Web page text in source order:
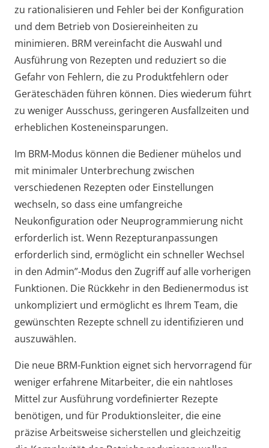
zu rationalisieren und Fehler bei der Konfiguration
und dem Betrieb von Dosiereinheiten zu
minimieren. BRM vereinfacht die Auswahl und
Ausführung von Rezepten und reduziert so die
Gefahr von Fehlern, die zu Produktfehlern oder
Geräteschäden führen können. Dies wiederum führt
zu weniger Ausschuss, geringeren Ausfallzeiten und
erheblichen Kosteneinsparungen.
Im BRM-Modus können die Bediener mühelos und
mit minimaler Unterbrechung zwischen
verschiedenen Rezepten oder Einstellungen
wechseln, so dass eine umfangreiche
Neukonfiguration oder Neuprogrammierung nicht
erforderlich ist. Wenn Rezepturanpassungen
erforderlich sind, ermöglicht ein schneller Wechsel
in den Admin”-Modus den Zugriff auf alle vorherigen
Funktionen. Die Rückkehr in den Bedienermodus ist
unkompliziert und ermöglicht es Ihrem Team, die
gewünschten Rezepte schnell zu identifizieren und
auszuwählen.
Die neue BRM-Funktion eignet sich hervorragend für
weniger erfahrene Mitarbeiter, die ein nahtloses
Mittel zur Ausführung vordefinierter Rezepte
benötigen, und für Produktionsleiter, die eine
präzise Arbeitsweise sicherstellen und gleichzeitig